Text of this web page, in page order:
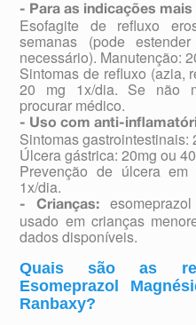
- Para as indicações mais
Esofagite de refluxo
semanas (pode
necessário). Manutenção:
Sintomas de refluxo (azia,
20 mg 1x/dia. Se não
procurar médico.
- Uso com anti-
Sintomas gastrointestinais:
Úlcera gástrica: 20mg ou
Prevenção de úlcera
1x/dia.
- Crianças:
usado em crianças
dados disponíveis.
Quais são as
Esomeprazol
Ranbaxy?